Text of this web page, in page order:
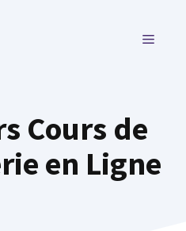
MENU
Cours de
en Ligne